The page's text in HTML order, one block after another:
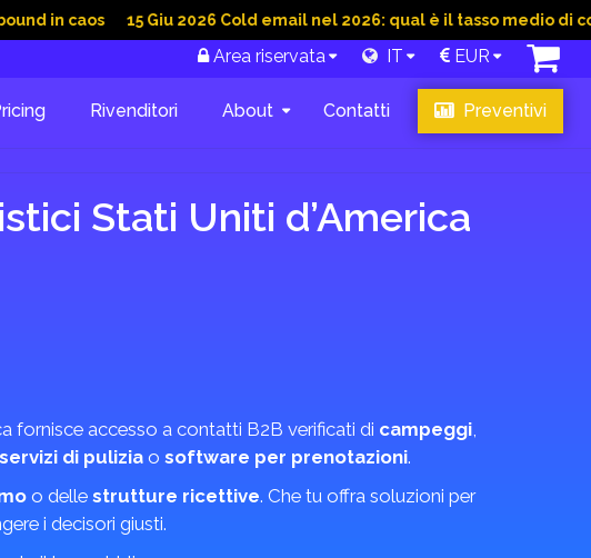
15 Giu 2026 Cold email nel 2026: qual è il tasso medio di
Area riservata IT EUR
Rivenditori About Contatti Preventivi
Stati Uniti d’America
fornisce accesso a contatti B2B verificati di campeggi,
servizi di pulizia o software per prenotazioni.
o delle strutture ricettive. Che tu offra soluzioni per
i decisori giusti.